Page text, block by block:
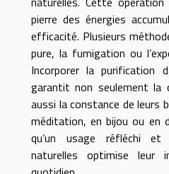
pierre des énergies
efficacité. Plusieurs
pure, la fumigation ou
Incorporer la purification
garantit non seulement la
aussi la constance de leurs
méditation, en bijou ou en
qu’un usage réfléchi et
naturelles optimise leur